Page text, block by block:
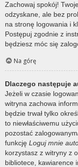
Zachowaj spokój!
odzyskane, ale bez
na stronę logowania i
Postępuj zgodnie z
będziesz móc się
Na górę
Dlaczego następuje
Jeżeli w czasie
witryna zachowa
będzie trwał tylko
to niewłaściwemu
pozostać
funkcję Loguj mnie
korzystasz z witryny z
bibliotece, kawiarence